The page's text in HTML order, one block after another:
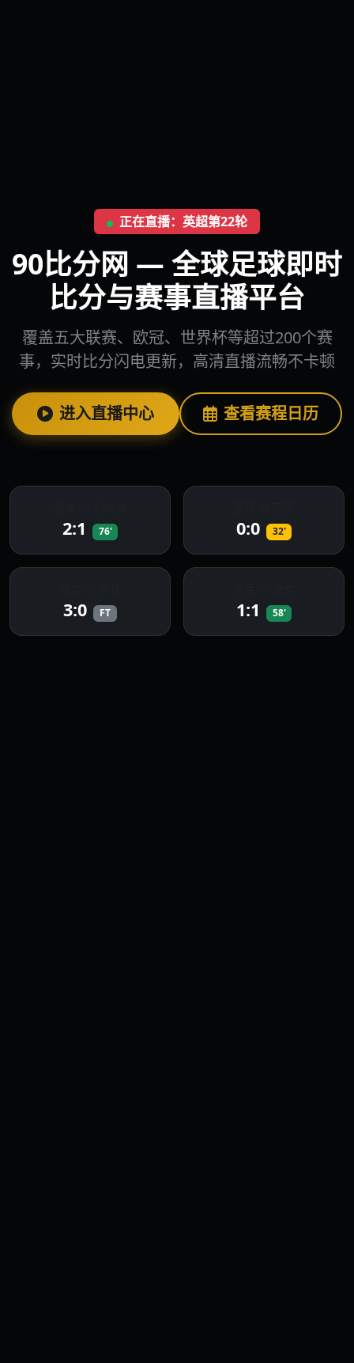
正在直播：英超第22轮
90比分网 — 全球足球即时
比分与赛事直播平台
覆盖五大联赛、欧冠、世界杯等超过200个赛
事，实时比分闪电更新，高清直播流畅不卡顿
进入直播中心 查看赛程日历
2:1 76' 0:0 32'
3:0 FT 1:1 58'